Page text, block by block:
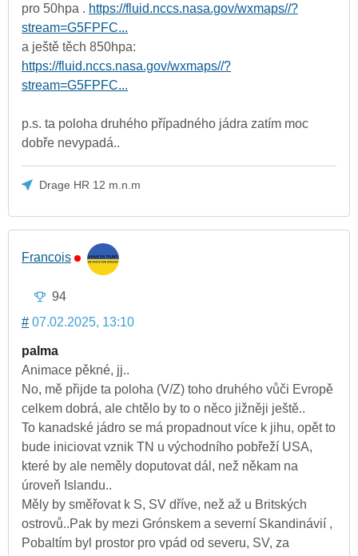
pro 50hpa . https://fluid.nccs.nasa.gov/wxmaps//?
stream=G5FPFC...
a ještě těch 850hpa:
https://fluid.nccs.nasa.gov/wxmaps//?
stream=G5FPFC...
p.s. ta poloha druhého případného jádra zatím moc
dobře nevypadá..
Drage HR 12 m.n.m
Francois
94
# 07.02.2025, 13:10
palma
Animace pěkné, jj..
No, mě přijde ta poloha (V/Z) toho druhého vůči Evropě
celkem dobrá, ale chtělo by to o něco jižněji ještě..
To kanadské jádro se má propadnout více k jihu, opět to
bude iniciovat vznik TN u východního pobřeží USA,
které by ale neměly doputovat dál, než někam na
úroveň Islandu..
Měly by směřovat k S, SV dříve, než až u Britských
ostrovů..Pak by mezi Grónskem a severní Skandinávií ,
Pobaltím byl prostor pro vpád od severu, SV, za